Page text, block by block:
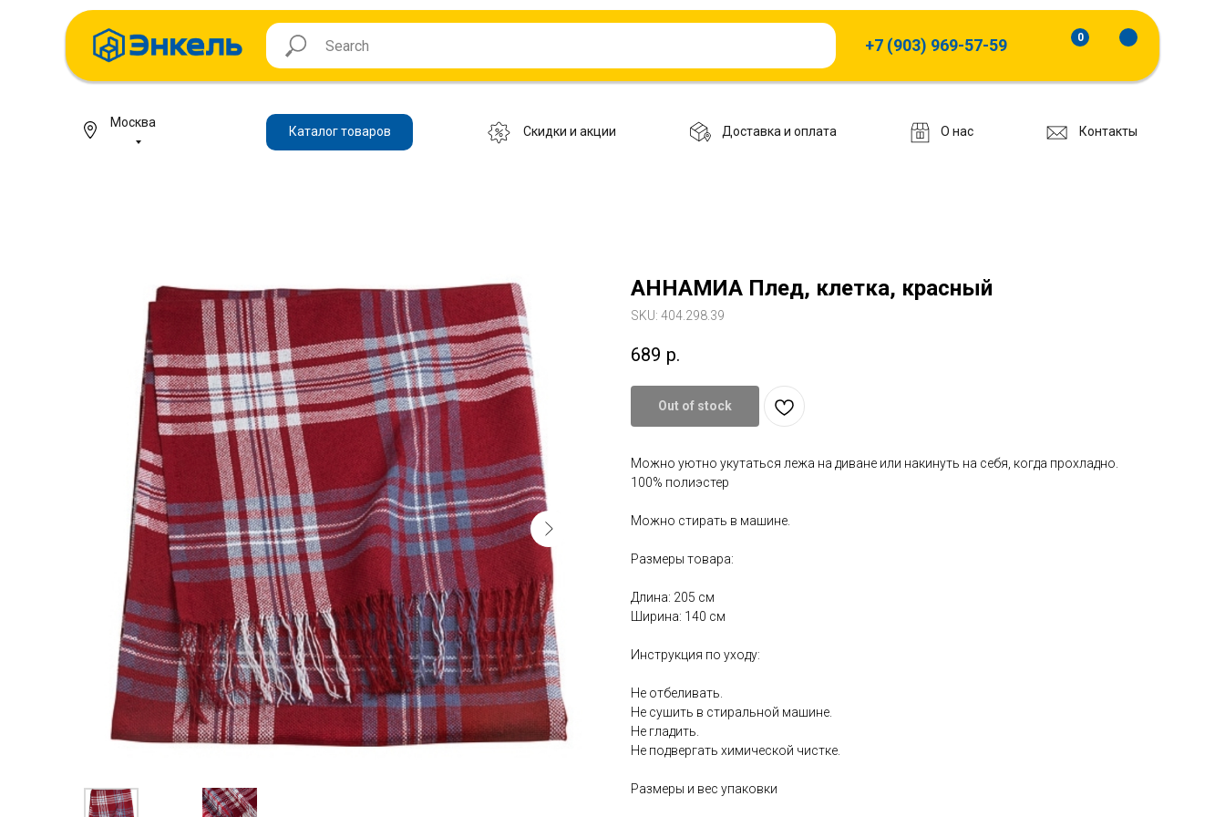
+7 (903) 969-57-59 0
Контакты
О нас
Доставка и оплата
Скидки и акции
Каталог товаров
Москва
АННАМИА Плед, клетка, красный
SKU: 404.298.39
689 р.
Out of stock
Можно уютно укутаться лежа на диване или накинуть на себя, когда прохладно.
100% полиэстер
Можно стирать в машине.
Размеры товара:
Длина: 205 см
Ширина: 140 см
Инструкция по уходу:
Не отбеливать.
Не сушить в стиральной машине.
Не гладить.
Не подвергать химической чистке.
Размеры и вес упаковки